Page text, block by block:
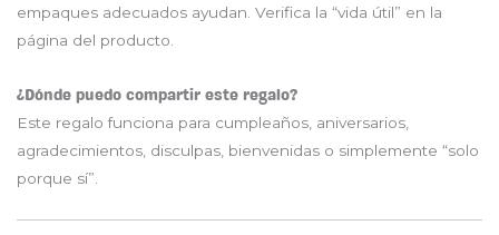
empaques adecuados ayudan. Verifica la “vida útil” en la
página del producto.
¿Dónde puedo compartir este regalo?
Este regalo funciona para cumpleaños, aniversarios,
agradecimientos, disculpas, bienvenidas o simplemente “solo
porque sí”.